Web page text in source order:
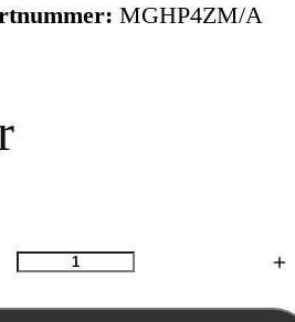
MGHP4ZM/A
Antal